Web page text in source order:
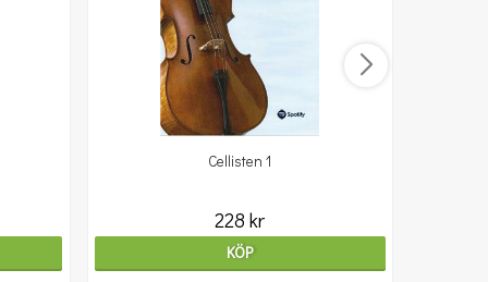
Cellisten 1
228 kr
KÖP